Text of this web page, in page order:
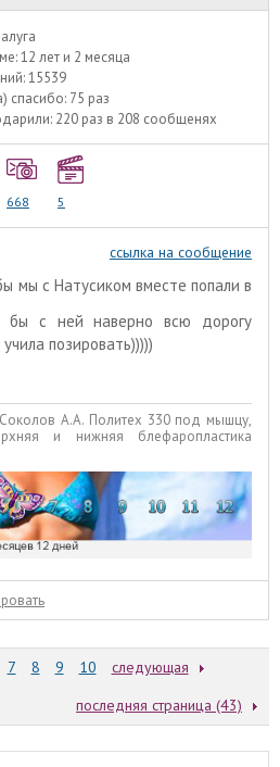
12 лет и 2 месяца
15539
спасибо: 75 раз
220 раз в 208 сообщенях
668 5
ссылка на сообщение
мы с Натусиком вместе попали в
бы с ней наверно всю дорогу
позировать)))))
А.А. Политех 330 под мышцу,
и нижняя блефаропластика
7 8 9 10
следующая
последняя страница (43)